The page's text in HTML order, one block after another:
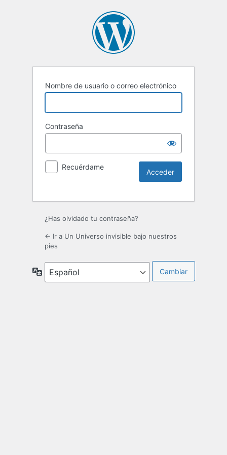
Nombre de usuario o correo electrónico
Contraseña
Recuérdame
¿Has olvidado tu contraseña?
← Ir a Un Universo invisible bajo nuestros
pies
Idioma